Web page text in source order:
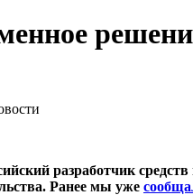
разработчик
Ранее мы уже